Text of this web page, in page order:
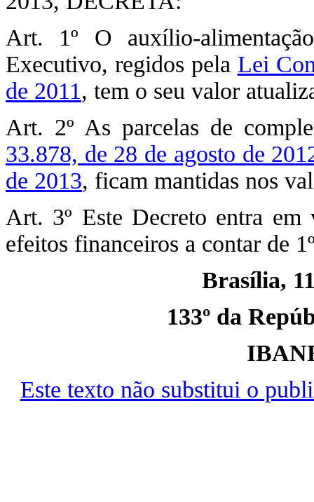
Art. 1º O auxílio-
Executivo, regidos pela Lei
de 2011, tem o seu valor
Art. 2º As parcelas de
33.878, de 28 de agosto de
de 2013, ficam mantidas nos
Art. 3º Este Decreto entra
efeitos financeiros a contar de
Brasília,
133º da
Este texto não substitui o